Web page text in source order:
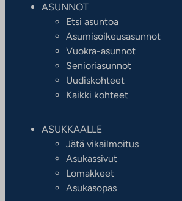
ASUNNOT
Etsi asuntoa
Asumisoikeusasunnot
Vuokra-asunnot
Senioriasunnot
Uudiskohteet
Kaikki kohteet
ASUKKAALLE
Jätä vikailmoitus
Asukassivut
Lomakkeet
Asukasopas